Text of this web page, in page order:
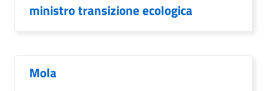
ministro transizione ecologica
Mola